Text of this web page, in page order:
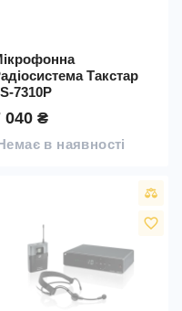
Такстар
7310P
040 ₴
в наявності
favorite_border